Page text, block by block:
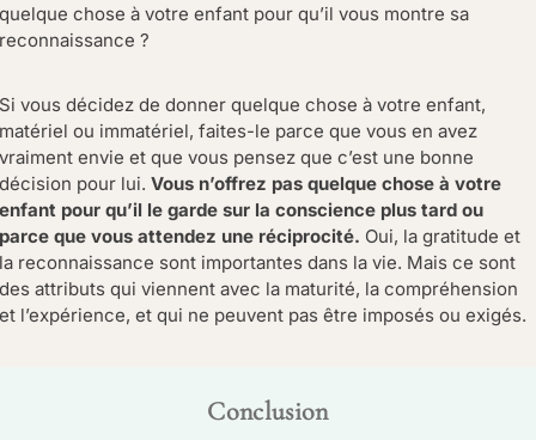
quelque chose à votre enfant pour qu’il vous montre sa
reconnaissance ?
Si vous décidez de donner quelque chose à votre enfant,
matériel ou immatériel, faites-le parce que vous en avez
vraiment envie et que vous pensez que c’est une bonne
décision pour lui. Vous n’offrez pas quelque chose à votre
enfant pour qu’il le garde sur la conscience plus tard ou
parce que vous attendez une réciprocité. Oui, la gratitude et
la reconnaissance sont importantes dans la vie. Mais ce sont
des attributs qui viennent avec la maturité, la compréhension
et l’expérience, et qui ne peuvent pas être imposés ou exigés.
Conclusion